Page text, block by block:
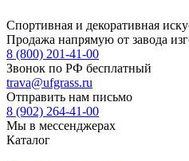
Спортивная и декоративная
Продажа напрямую от завода
8 (800) 201-41-00
Звонок по РФ бесплатный
trava@ufgrass.ru
Отправить нам письмо
8 (902) 264-41-00
Мы в мессенджерах
Каталог